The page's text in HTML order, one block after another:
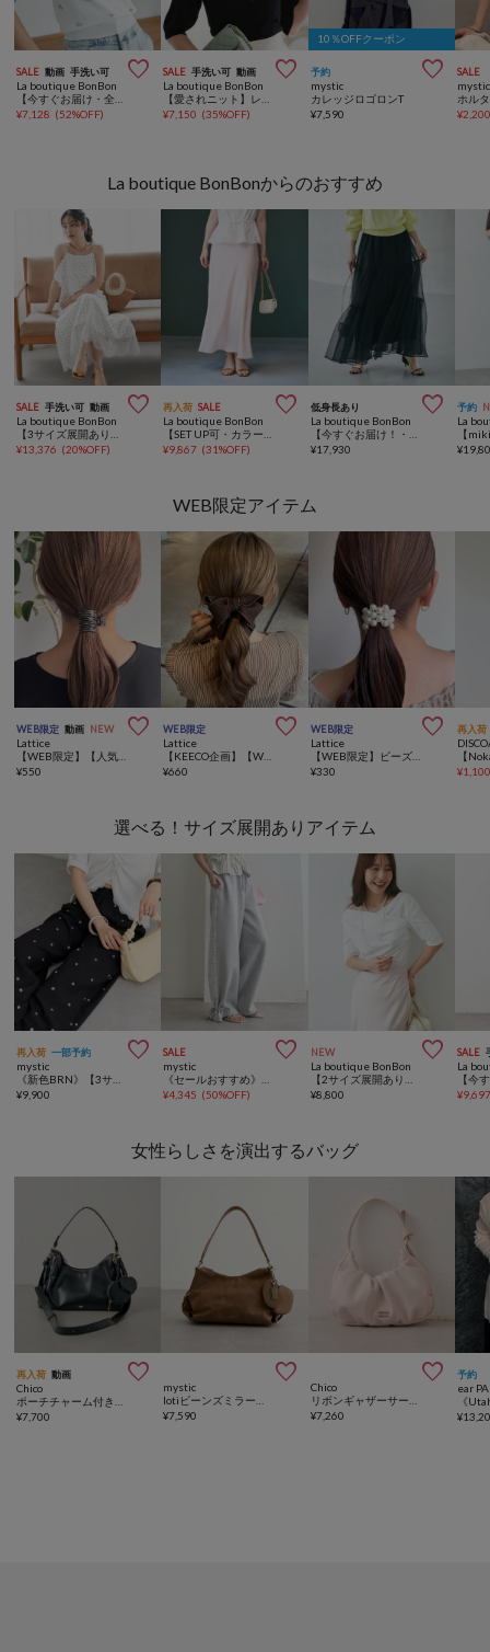
SALE 動画 手洗い可 
La boutique BonBon
¥7,128 (52%OFF)
SALE 手洗い可 動画 
La boutique BonBon
¥7,150 (35%OFF)
10％OFFクーポン
予約 
mystic
カレッジロゴロンT
¥7,590
SALE
mystic
¥
La boutique BonBonからのおすすめ
SALE 手洗い可 動画 
La boutique BonBon
¥13,376 (20%OFF)
再入荷 SALE 
La boutique BonBon
¥9,867 (31%OFF)
低身長あり 
La boutique BonBon
¥17,930
予約
La
¥
WEB限定アイテム
WEB限定 動画 NEW 
Lattice
¥550
WEB限定 
Lattice
¥660
WEB限定 
Lattice
【WEB限定】ビーズヘアゴム
¥330
再入荷
¥
選べる！サイズ展開ありアイテム
再入荷 一部予約 
mystic
¥9,900
SALE 
mystic
¥4,345 (50%OFF)
NEW 
La boutique BonBon
¥8,800
SALE
La
¥
女性らしさを演出するバッグ
再入荷 動画 
Chico
¥7,700

mystic
¥7,590

Chico
¥7,260
予約
ear
¥